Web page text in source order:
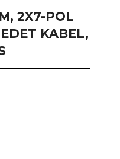
2X7-POL
KABEL,